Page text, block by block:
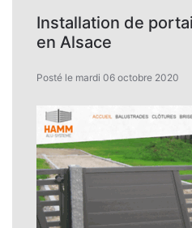
Installation de
en Alsace
Posté le mardi 06 octobre 2020